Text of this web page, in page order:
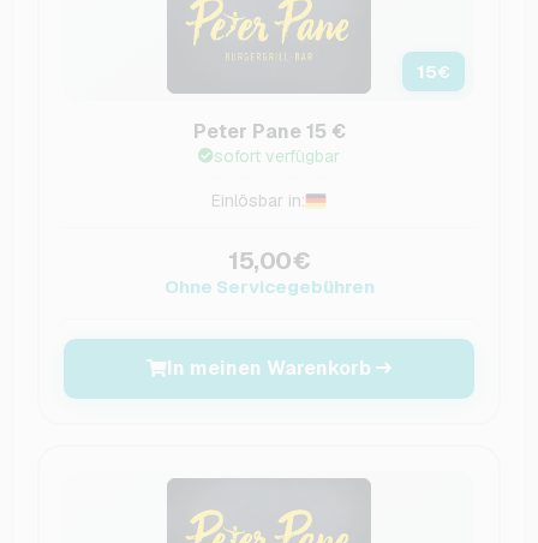
15€
Peter Pane 15 €
sofort verfügbar
Einlösbar in:
15,00€
Ohne Servicegebühren
In meinen Warenkorb